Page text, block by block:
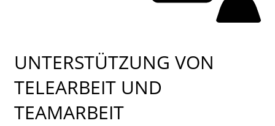
UNTERSTÜTZUNG VON
TELEARBEIT UND
TEAMARBEIT